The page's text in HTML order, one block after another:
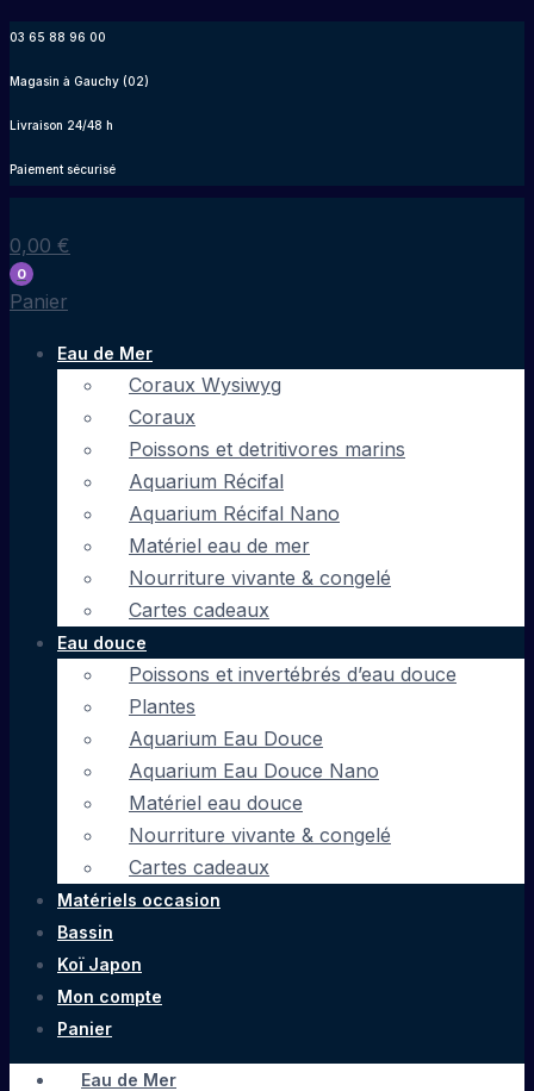
contenu
03 65 88 96 00
Magasin à Gauchy (02)
Livraison 24/48 h
Paiement sécurisé
0,00 €
0
Panier
Eau de Mer
Coraux Wysiwyg
Coraux
Poissons et detritivores marins
Aquarium Récifal
Aquarium Récifal Nano
Matériel eau de mer
Nourriture vivante & congelé
Cartes cadeaux
Eau douce
Poissons et invertébrés d’eau douce
Plantes
Aquarium Eau Douce
Aquarium Eau Douce Nano
Matériel eau douce
Nourriture vivante & congelé
Cartes cadeaux
Matériels occasion
Bassin
Koï Japon
Mon compte
Panier
Eau de Mer